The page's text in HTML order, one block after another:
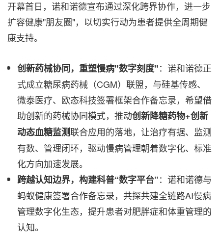
开幕首日，诺和诺德宣布通过深化跨界协作，进一步
扩容健康"朋友圈"，以切实行动为患者提供全周期健
康支持。
创新药械协同，重塑慢病"数字刻度"：诺和诺德正
式成立糖尿病药械（CGM）联盟，与硅基传感、
微泰医疗、欧态科技签署框架合作备忘录，希望借
助创新的药械协同模式，推动创新降糖药物+创新
动态血糖监测联合应用的落地，让治疗有据、监测
有数、管理闭环，驱动慢病管理朝着数字化、标准
化方向加速发展。
跨越认知边界，构建科普“数字平台”：诺和诺德与
蚂蚁健康签署合作备忘录，共探共建全链路AI慢病
管理数字化生态，提升患者对肥胖症和体重管理的
认知。